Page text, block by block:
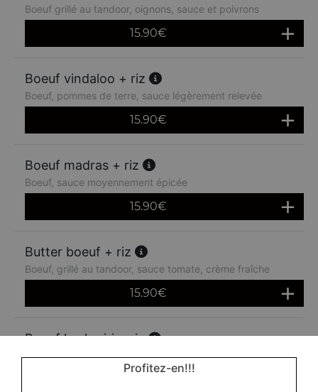
Boeuf grillé au tandoor, oignons, sauce et poivrons
15.90€
Boeuf vindaloo + riz
Boeuf, pommes de terre, sauce légèrement relevée
15.90€
Boeuf madras + riz
Boeuf, sauce moyennement épicée
15.90€
Butter boeuf + riz
Boeuf, grillé au tandoor, sauce tomate, crème fraîche
15.90€
Boeuf kashmiri + riz
Boeuf à la crème fraîche, noix de cajou et amandes
Profitez-en!!!